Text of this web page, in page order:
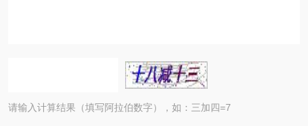
请输入计算结果（填写阿拉伯数字），如：三加四=7